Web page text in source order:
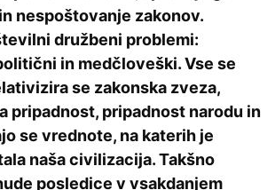
nespoštovanje zakonov.
družbeni problemi:
in medčloveški. Vse se
se zakonska zveza,
pripadnost, pripadnost narodu in
se vrednote, na katerih je
naša civilizacija. Takšno
posledice v vsakdanjem